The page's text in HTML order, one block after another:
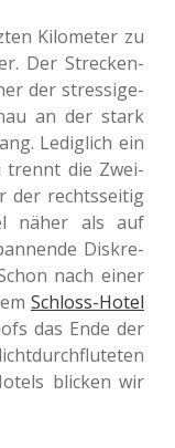
Kilo­me­ter zu
Der Stre­cken­
der stres­si­ge­
an der stark
Ledig­lich ein
die Zwei-
der rechts­sei­tig
näher als auf
Dis­kre­
nach einer
Schloss-Hotel
das Ende der
bli­cken wir